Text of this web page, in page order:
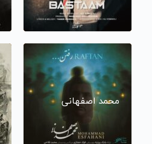
محمد اصفهانی